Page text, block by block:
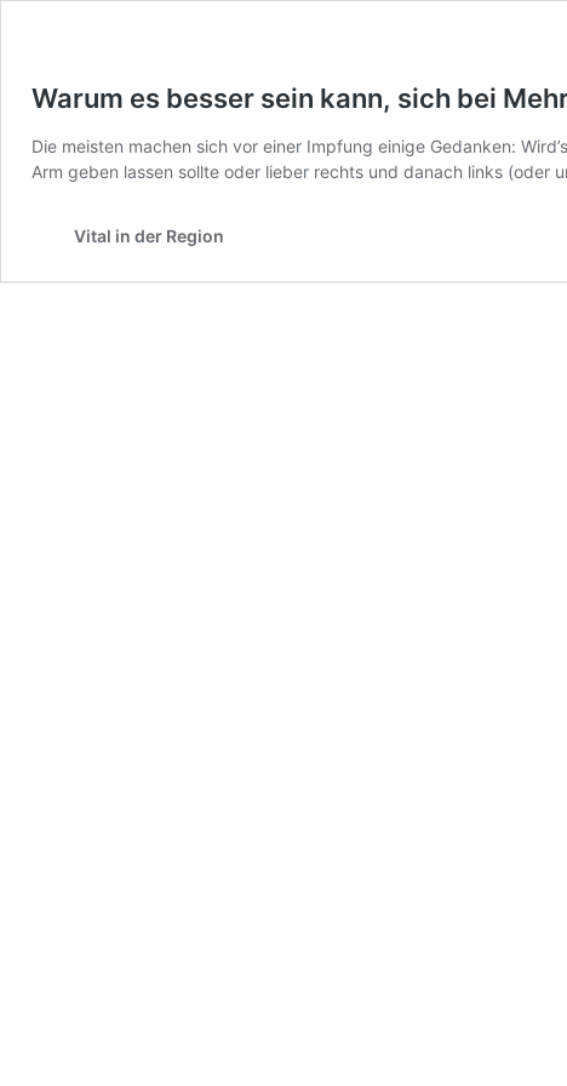
Warum es besser sein kann, sich bei
Die meisten machen sich vor einer Impfung einige Gedanken:
Arm geben lassen sollte oder lieber rechts und danach links
Vital in der Region